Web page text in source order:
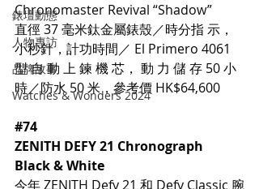
錶壇動態
人物專訪
品牌故事
Watches & Wonders 2024
Chronomaster Revival “Shadow”
直徑 37 毫米鈦金屬錶殼／時分指 示，
小秒針，計功時間／ El Primero 4061
型 自 動 上 鍊 機 芯， 動 力 儲 存 50 小
時／防水 50 米，參考價 HK$64,600
#74
ZENITH DEFY 21 Chronograph
Black & White
今年 ZENITH Defy 21 和 Defy Classic 腕